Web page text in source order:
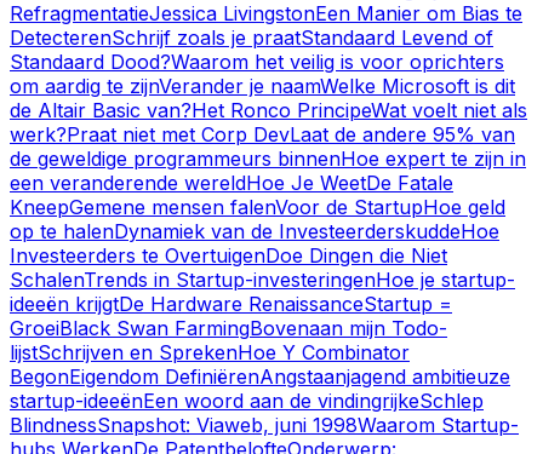
RefragmentatieJessica LivingstonEen Manier om Bias te
DetecterenSchrijf zoals je praatStandaard Levend of
Standaard Dood?Waarom het veilig is voor oprichters
om aardig te zijnVerander je naamWelke Microsoft is dit
de Altair Basic van?Het Ronco PrincipeWat voelt niet als
werk?Praat niet met Corp DevLaat de andere 95% van
de geweldige programmeurs binnenHoe expert te zijn in
een veranderende wereldHoe Je WeetDe Fatale
KneepGemene mensen falenVoor de StartupHoe geld
op te halenDynamiek van de InvesteerderskuddeHoe
Investeerders te OvertuigenDoe Dingen die Niet
SchalenTrends in Startup-investeringenHoe je startup-
ideeën krijgtDe Hardware RenaissanceStartup =
GroeiBlack Swan FarmingBovenaan mijn Todo-
lijstSchrijven en SprekenHoe Y Combinator
BegonEigendom DefiniërenAngstaanjagend ambitieuze
startup-ideeënEen woord aan de vindingrijkeSchlep
BlindnessSnapshot: Viaweb, juni 1998Waarom Startup-
hubs WerkenDe PatentbelofteOnderwerp: